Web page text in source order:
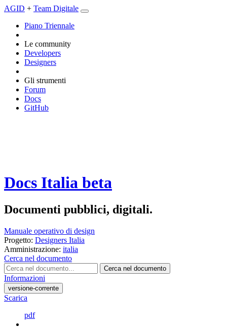
AGID + Team Digitale
Piano Triennale
Le community
Developers
Designers
Gli strumenti
Forum
Docs
GitHub
Docs Italia beta
Documenti pubblici, digitali.
Manuale operativo di design
Progetto: Designers Italia
Amministrazione: italia
Cerca nel documento
Cerca nel documento
Informazioni
versione-corrente
Scarica
pdf